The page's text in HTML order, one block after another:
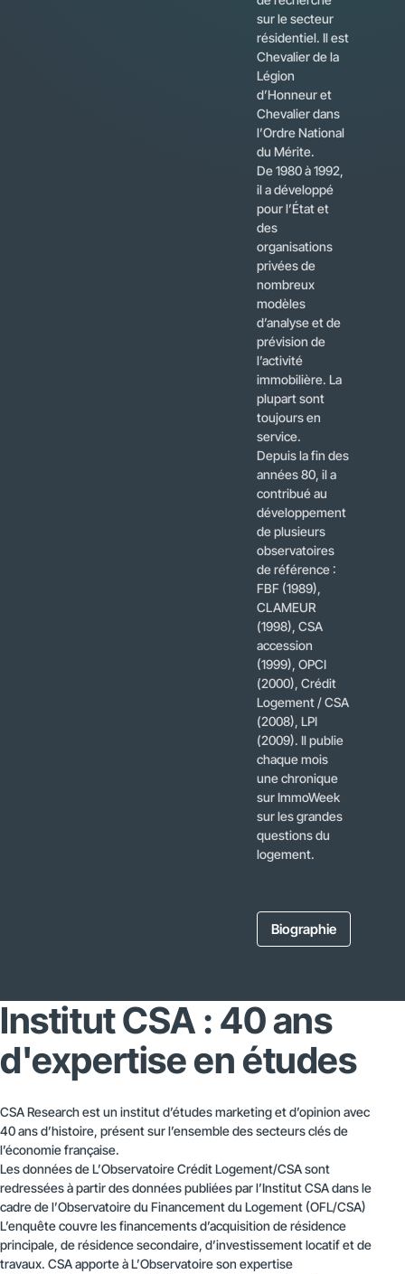
sur le secteur
résidentiel. Il est
Chevalier de la
Légion
d’Honneur et
Chevalier dans
l’Ordre National
du Mérite.
De 1980 à 1992,
il a développé
pour l’État et
des
organisations
privées de
nombreux
modèles
d’analyse et de
prévision de
l’activité
immobilière. La
plupart sont
toujours en
service.
Depuis la fin des
années 80, il a
contribué au
développement
de plusieurs
observatoires
de référence :
FBF (1989),
CLAMEUR
(1998), CSA
accession
(1999), OPCI
(2000), Crédit
Logement / CSA
(2008), LPI
(2009). Il publie
chaque mois
une chronique
sur ImmoWeek
sur les grandes
questions du
logement.
Biographie
Institut CSA : 40 ans
d'expertise en études
CSA Research est un institut d’études marketing et d’opinion avec
40 ans d’histoire, présent sur l’ensemble des secteurs clés de
l’économie française.
Les données de L’Observatoire Crédit Logement/CSA sont
redressées à partir des données publiées par l’Institut CSA dans le
cadre de l’Observatoire du Financement du Logement (OFL/CSA)
L’enquête couvre les financements d’acquisition de résidence
principale, de résidence secondaire, d’investissement locatif et de
travaux. CSA apporte à L’Observatoire son expertise